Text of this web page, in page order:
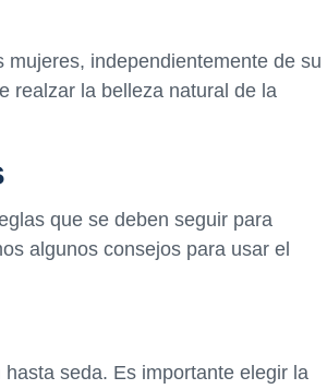
independientemente de su
realzar la belleza natural de la
que se deben seguir para
algunos consejos para usar el
seda. Es importante elegir la